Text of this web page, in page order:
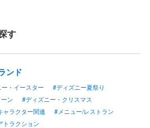
す
ンド
・イースター
#ディズニー夏祭り
ン
#ディズニー・クリスマス
ャラクター関連
#メニュー/レストラン
トラクション